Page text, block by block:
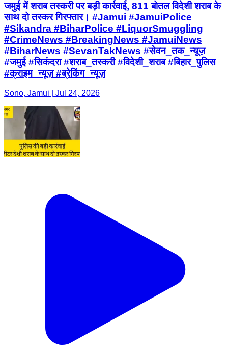
जमुई में शराब तस्करी पर बड़ी कार्रवाई, 811 बोतल विदेशी शराब के
साथ दो तस्कर गिरफ्तार। #Jamui #JamuiPolice
#Sikandra #BiharPolice #LiquorSmuggling
#CrimeNews #BreakingNews #JamuiNews
#BiharNews #SevanTakNews #सेवन_तक_न्यूज़
#जमुई #सिकंदरा #शराब_तस्करी #विदेशी_शराब #बिहार_पुलिस
#क्राइम_न्यूज़ #ब्रेकिंग_न्यूज़
Sono, Jamui | Jul 24, 2026